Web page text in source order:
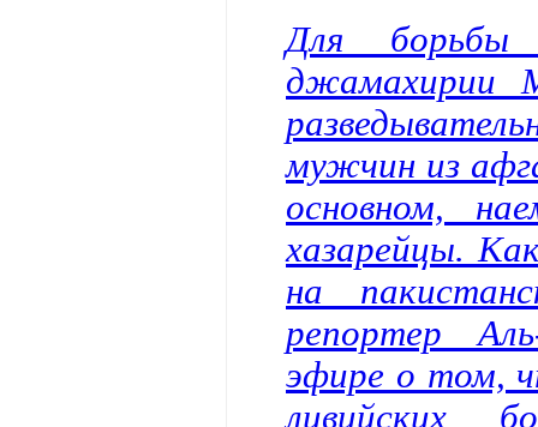
Для борьбы
джамахирии
мужчин из
основном,
хазарейцы.
на
репортер
эфире о том,
ливийских